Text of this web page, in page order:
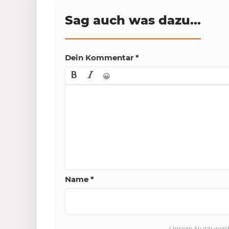
Sag auch was dazu...
Dein Kommentar *
😀
Name *